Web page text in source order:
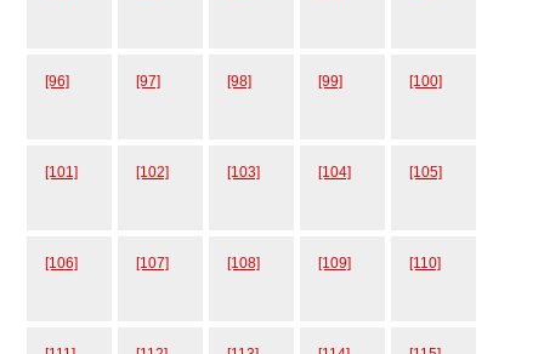
[96] [97] [98] [99] [100]
[101] [102] [103] [104] [105]
[106] [107] [108] [109] [110]